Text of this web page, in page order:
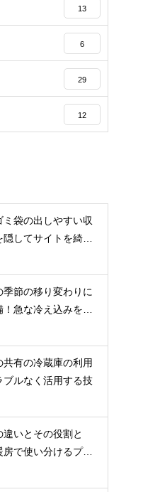
13
6
29
12
ミ袋の出しやすい収
してサイトを綺麗
季節の移り変わりに
急な冷え込みを乗
共有の冷蔵庫の利用
ブルなく活用する技
違いとその役割と
で使い分けるプロ